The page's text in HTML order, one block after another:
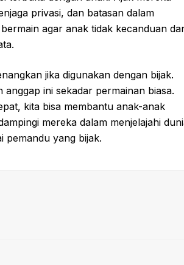
privasi, dan batasan dalam
agar anak tidak kecanduan
jika digunakan dengan bijak.
ini sekadar permainan biasa.
kita bisa membantu anak-anak
mereka dalam menjelajahi
pemandu yang bijak.